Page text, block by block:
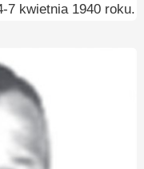
7 kwietnia 1940 roku.